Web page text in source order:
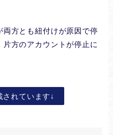
方とも紐付けが原因で停
方のアカウントが停止に
れています↓